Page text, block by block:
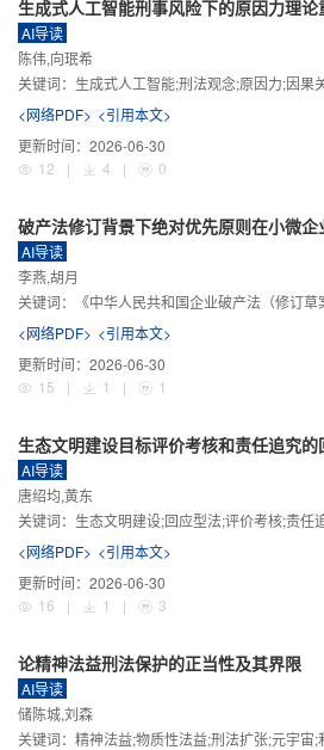
生成式人工智能刑事风险下的原因力理论
AI导读
陈伟,向珉希
关键词： 生成式人工智能;刑法观念;原因力;因果
<网络PDF> <引用本文>
更新时间： 2026-06-30
12
| 4 | 0
破产法修订背景下绝对优先原则在小微
AI导读
李燕,胡月
关键词：
《中华人民共和国企业破产法（修订草案）》;小微企业重整;
<网络PDF> <引用本文>
更新时间： 2026-06-30
15
| 1 | 1
生态文明建设目标评价考核和责任追究
AI导读
唐绍均,黄东
关键词： 生态文明建设;回应型法;评价考核;责任
<网络PDF> <引用本文>
更新时间： 2026-06-30
16
| 1 | 3
论精神法益刑法保护的正当性及其界限
AI导读
储陈城,刘森
关键词： 精神法益;物质性法益;刑法扩张;元宇宙;